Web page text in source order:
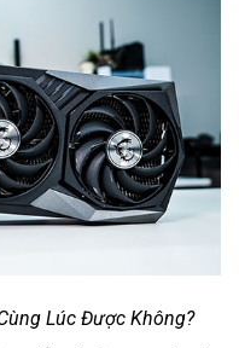
Lúc Được Không?